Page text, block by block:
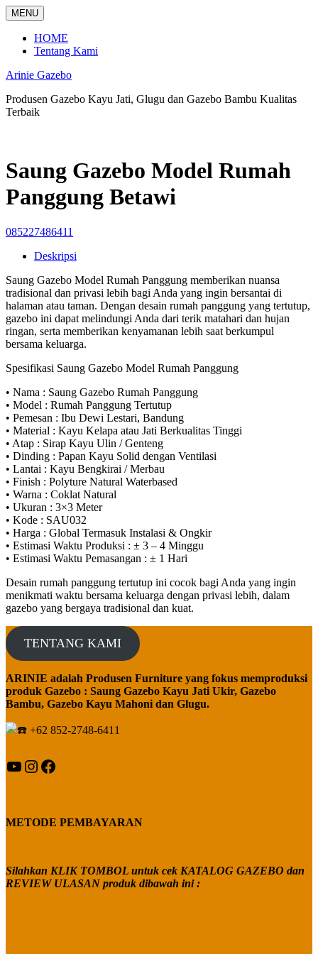
Langsung
ke
konten
MENU
HOME
Tentang Kami
Arinie Gazebo
Produsen Gazebo Kayu Jati, Glugu dan Gazebo Bambu Kualitas
Terbaik
Saung Gazebo Model Rumah
Panggung Betawi
085227486411
Deskripsi
Saung Gazebo Model Rumah Panggung memberikan nuansa
tradisional dan privasi lebih bagi Anda yang ingin bersantai di
halaman atau taman. Dengan desain rumah panggung yang tertutup,
gazebo ini dapat melindungi Anda dari terik matahari dan hujan
ringan, serta memberikan kenyamanan lebih saat berkumpul
bersama keluarga.
Spesifikasi Saung Gazebo Model Rumah Panggung
• Nama : Saung Gazebo Rumah Panggung
• Model : Rumah Panggung Tertutup
• Pemesan : Ibu Dewi Lestari, Bandung
• Material : Kayu Kelapa atau Jati Berkualitas Tinggi
• Atap : Sirap Kayu Ulin / Genteng
• Dinding : Papan Kayu Solid dengan Ventilasi
• Lantai : Kayu Bengkirai / Merbau
• Finish : Polyture Natural Waterbased
• Warna : Coklat Natural
• Ukuran : 3×3 Meter
• Kode : SAU032
• Harga : Global Termasuk Instalasi & Ongkir
• Estimasi Waktu Produksi : ± 3 – 4 Minggu
• Estimasi Waktu Pemasangan : ± 1 Hari
Desain rumah panggung tertutup ini cocok bagi Anda yang ingin
menikmati waktu bersama keluarga dengan privasi lebih, dalam
gazebo yang bergaya tradisional dan kuat.
TENTANG KAMI
ARINIE adalah Produsen Furniture yang fokus memproduksi
produk Gazebo : Saung Gazebo Kayu Jati Ukir, Gazebo
Bambu, Gazebo Kayu Mahoni dan Glugu.
+62 852-2748-6411
YouTube
Instagram
Facebook
METODE PEMBAYARAN
Silahkan KLIK TOMBOL untuk cek KATALOG GAZEBO dan
REVIEW ULASAN produk dibawah ini :